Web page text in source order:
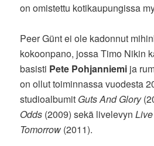
on omistettu kotikaupungissa
Peer Günt ei ole kadonnut
kokoonpano, jossa Timo Nikin
basisti Pete Pohjanniemi ja
on ollut toiminnassa vuodesta
studioalbumit Guts And Glory
Odds (2009) sekä livelevyn
Tomorrow (2011).